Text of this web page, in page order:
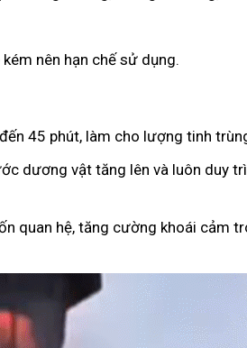
nên hạn chế sử dụng.
45 phút, làm cho lượng tinh
dương vật tăng lên và luôn duy
quan hệ, tăng cường khoái cảm